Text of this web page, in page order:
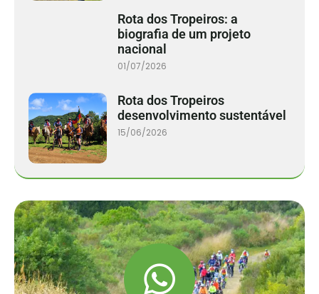
Rota dos Tropeiros: a
biografia de um projeto
nacional
01/07/2026
Rota dos Tropeiros
desenvolvimento sustentável
15/06/2026